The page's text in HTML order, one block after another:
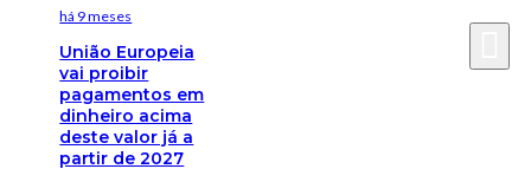
há 9 meses
União Europeia
vai proibir
pagamentos em
dinheiro acima
deste valor já a
partir de 2027